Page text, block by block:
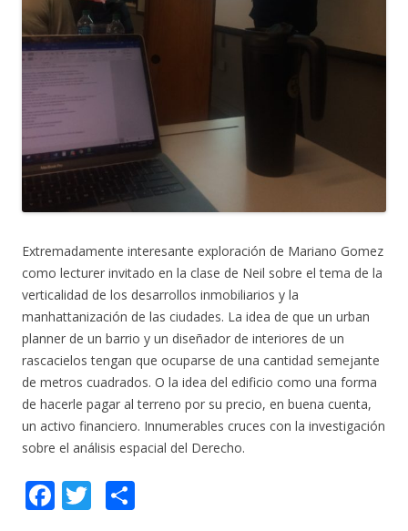
Extremadamente interesante exploración de Mariano Gomez
como lecturer invitado en la clase de Neil sobre el tema de la
verticalidad de los desarrollos inmobiliarios y la
manhattanización de las ciudades. La idea de que un urban
planner de un barrio y un diseñador de interiores de un
rascacielos tengan que ocuparse de una cantidad semejante
de metros cuadrados. O la idea del edificio como una forma
de hacerle pagar al terreno por su precio, en buena cuenta,
un activo financiero. Innumerables cruces con la investigación
sobre el análisis espacial del Derecho.
F T